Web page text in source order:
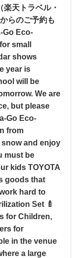
天トラベル・
らのご予約も
Go Eco-
small
shows
year is
will be
We are
but please
Go Eco-
from
snow and enjoy
must be
kids TOYOTA
goods that
hard to
Set 🍼
for Children,
for
in the venue
a large